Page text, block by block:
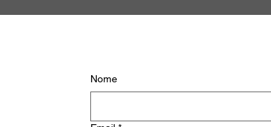
Nome